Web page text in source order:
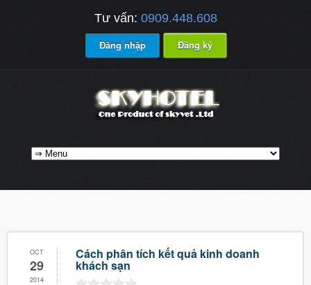
Tư vấn: 0909.448.608
Đăng nhập Đăng ký
OCT
29
2014
Cách phân tích kết quả kinh doanh
khách sạn